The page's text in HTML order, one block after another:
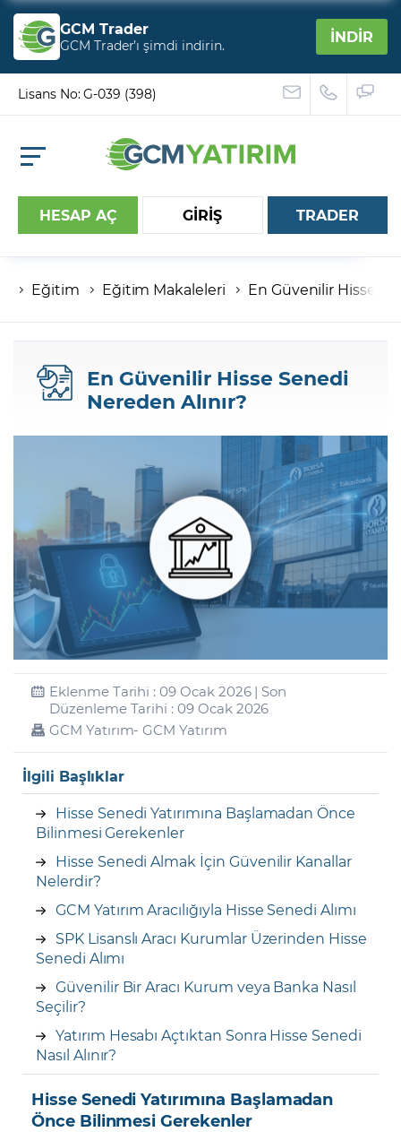
GCM Trader
GCM Trader’ı şimdi indirin. İNDİR
Lisans No: G-039 (398)
HESAP AÇ GİRİŞ
Hesap numaranız
Şifreniz
TRADER
Eğitim Eğitim Makaleleri En Güvenilir Hisse
En Güvenilir Hisse Senedi
Nereden Alınır?
Eklenme Tarihi : 09 Ocak 2026 | Son
Düzenleme Tarihi : 09 Ocak 2026
GCM Yatırım- GCM Yatırım
İlgili Başlıklar
Hisse Senedi Yatırımına Başlamadan Önce
Bilinmesi Gerekenler
Hisse Senedi Almak İçin Güvenilir Kanallar
Nelerdir?
GCM Yatırım Aracılığıyla Hisse Senedi Alımı
SPK Lisanslı Aracı Kurumlar Üzerinden Hisse
Senedi Alımı
Güvenilir Bir Aracı Kurum veya Banka Nasıl
Seçilir?
Yatırım Hesabı Açtıktan Sonra Hisse Senedi
Nasıl Alınır?
Hisse Senedi Yatırımına Başlamadan
Önce Bilinmesi Gerekenler